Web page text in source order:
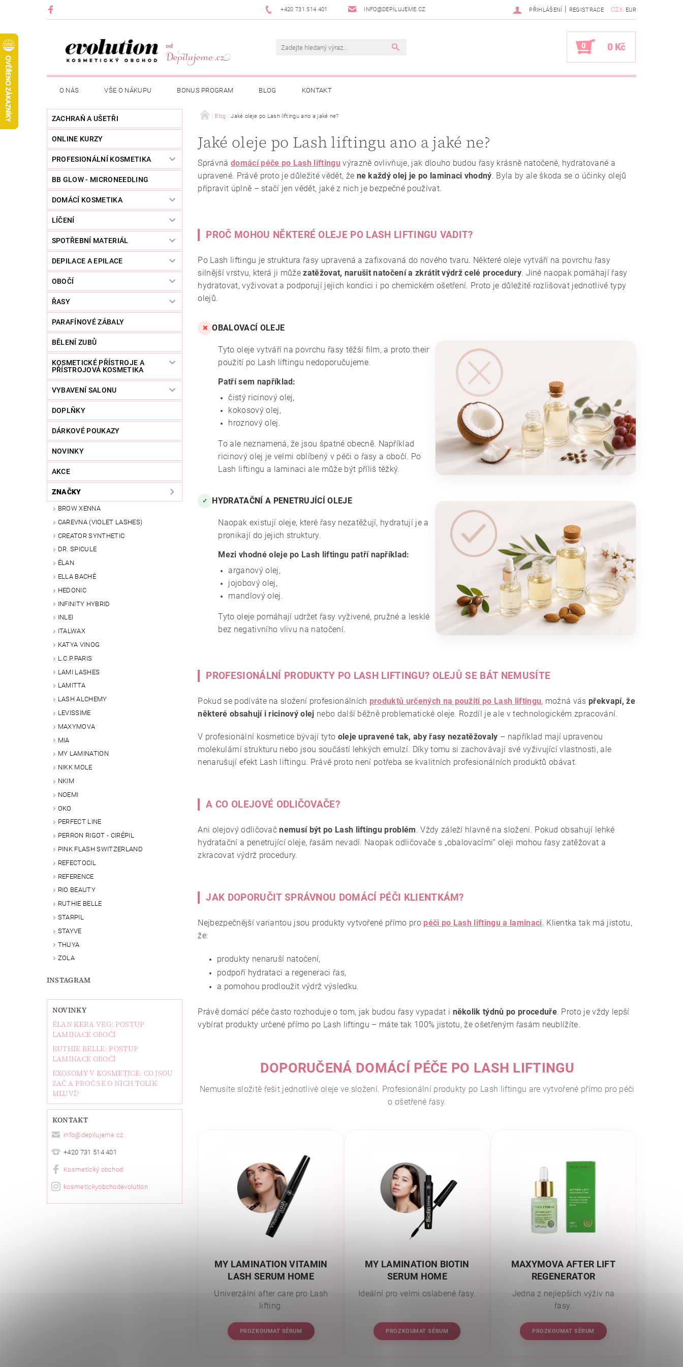
+420 731 514 401 INFO@DEPILUJEME.CZ CZK EUR
PŘIHLÁŠENÍ | REGISTRACE
0 0 Kč
O NÁS VŠE O NÁKUPU BONUS PROGRAM BLOG KONTAKT
ZACHRAŇ A UŠETŘI
ONLINE KURZY
PROFESIONÁLNÍ KOSMETIKA
BB GLOW - MICRONEEDLING
DOMÁCÍ KOSMETIKA
LÍČENÍ
SPOTŘEBNÍ MATERIÁL
DEPILACE A EPILACE
OBOČÍ
ŘASY
PARAFÍNOVÉ ZÁBALY
BĚLENÍ ZUBŮ
KOSMETICKÉ PŘÍSTROJE A
PŘÍSTROJOVÁ KOSMETIKA
VYBAVENÍ SALONU
DOPLŇKY
DÁRKOVÉ POUKAZY
NOVINKY
AKCE
ZNAČKY
BROW XENNA
CAREVNA (VIOLET LASHES)
CREATOR SYNTHETIC
DR. SPICULE
ÉLAN
ELLA BACHÉ
HEDONIC
INFINITY HYBRID
INLEI
ITALWAX
KATYA VINOG
L.C.P.PARIS
LAMI LASHES
LAMITTA
LASH ALCHEMY
LEVISSIME
MAXYMOVA
MIA
MY LAMINATION
NIKK MOLE
NKIM
NOEMI
OKO
PERFECT LINE
PERRON RIGOT - CIRÉPIL
PINK FLASH SWITZERLAND
REFECTOCIL
REFERENCE
RIO BEAUTY
RUTHIE BELLE
STARPIL
STAYVE
THUYA
ZOLA
INSTAGRAM
NOVINKY
ÉLAN KERA VEG: POSTUP
LAMINACE OBOČÍ
RUTHIE BELLE: POSTUP
LAMINACE OBOČÍ
EXOSOMY V KOSMETICE: CO JSOU
ZAČ A PROČ SE O NICH TOLIK
MLUVÍ?
KONTAKT
info@depilujeme.cz
+420 731 514 401
Kosmetický obchod
kosmetickyobchodevolution
Blog Jaké oleje po Lash liftingu ano a jaké ne?
Jaké oleje po Lash liftingu ano a jaké ne?
Správná domácí péče po Lash liftingu výrazně ovlivňuje, jak dlouho budou řasy krásně natočené, hydratované a
upravené. Právě proto je důležité vědět, že ne každý olej je po laminaci vhodný. Byla by ale škoda se o účinky olejů
připravit úplně – stačí jen vědět, jaké z nich je bezpečné používat.
PROČ MOHOU NĚKTERÉ OLEJE PO LASH LIFTINGU VADIT?
Po Lash liftingu je struktura řasy upravená a zafixovaná do nového tvaru. Některé oleje vytváří na povrchu řasy
silnější vrstvu, která ji můžezatěžovat, narušit natočení a zkrátit výdrž celé procedury. Jiné naopak pomáhají řasy
hydratovat, vyživovat a podporují jejich kondici i po chemickém ošetření. Proto je důležité rozlišovat jednotlivé typy
olejů.
❌ OBALOVACÍ OLEJE
Tyto oleje vytváří na povrchu řasy těžší film, a proto their
použití po Lash liftingu nedoporučujeme.
Patří sem například:
čistý ricinový olej,
kokosový olej,
hroznový olej.
To ale neznamená, že jsou špatné obecně. Například
ricinový olej je velmi oblíbený v péči o řasy a obočí. Po
Lash liftingu a laminaci ale může být příliš těžký.
✓ HYDRATAČNÍ A PENETRUJÍCÍ OLEJE
Naopak existují oleje, které řasy nezatěžují, hydratují je a
pronikají do jejich struktury.
Mezi vhodné oleje po Lash liftingu patří například:
arganový olej,
jojobový olej,
mandlový olej.
Tyto oleje pomáhají udržet řasy vyživené, pružné a lesklé
bez negativního vlivu na natočení.
PROFESIONÁLNÍ PRODUKTY PO LASH LIFTINGU? OLEJŮ SE BÁT NEMUSÍTE
Pokud se podíváte na složení profesionálních produktů určených na použití po Lash liftingu, možná váspřekvapí, že
některé obsahují i ricinový olej nebo další běžně problematické oleje. Rozdíl je ale v technologickém zpracování.
V profesionální kosmetice bývají tyto oleje upravené tak, aby řasy nezatěžovaly – například mají upravenou
molekulární strukturu nebo jsou součástí lehkých emulzí. Díky tomu si zachovávají své vyživující vlastnosti, ale
nenarušují efekt Lash liftingu. Právě proto není potřeba se kvalitních profesionálních produktů obávat.
A CO OLEJOVÉ ODLIČOVAČE?
Ani olejový odličovačnemusí být po Lash liftingu problém. Vždy záleží hlavně na složení. Pokud obsahují lehké
hydratační a penetrující oleje, řasám nevadí. Naopak odličovače s „obalovacími“ oleji mohou řasy zatěžovat a
zkracovat výdrž procedury.
JAK DOPORUČIT SPRÁVNOU DOMÁCÍ PÉČI KLIENTKÁM?
Nejbezpečnější variantou jsou produkty vytvořené přímo pro péči po Lash liftingu a laminaci. Klientka tak má jistotu,
že:
produkty nenaruší natočení,
podpoří hydrataci a regeneraci řas,
a pomohou prodloužit výdrž výsledku.
Právě domácí péče často rozhoduje o tom, jak budou řasy vypadat i několik týdnů po proceduře. Proto je vždy lepší
vybírat produkty určené přímo po Lash liftingu – máte tak 100% jistotu, že ošetřeným řasám neublížíte.
DOPORUČENÁ DOMÁCÍ PÉČE PO LASH LIFTINGU
Nemusíte složitě řešit jednotlivé oleje ve složení. Profesionální produkty po Lash liftingu are vytvořené přímo pro péči
o ošetřené řasy.
MY LAMINATION VITAMIN
LASH SERUM HOME
Univerzální after care pro Lash
lifting.
PROZKOUMAT SÉRUM
MY LAMINATION BIOTIN
SERUM HOME
Ideální pro velmi oslabené řasy.
PROZKOUMAT SÉRUM
MAXYMOVA AFTER LIFT
REGENERATOR
Jedna z nejlepších výživ na
řasy.
PROZKOUMAT SÉRUM